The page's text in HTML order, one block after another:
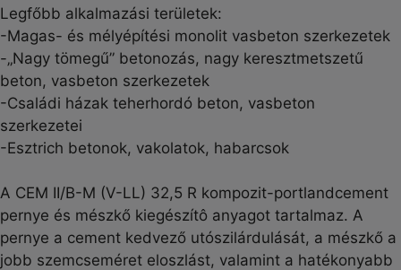
Legfőbb alkalmazási területek:
-Magas- és mélyépítési monolit vasbeton szerkezetek
-„Nagy tömegű” betonozás, nagy keresztmetszetű
beton, vasbeton szerkezetek
-Családi házak teherhordó beton, vasbeton
szerkezetei
-Esztrich betonok, vakolatok, habarcsok
A CEM II/B-M (V-LL) 32,5 R kompozit-portlandcement
pernye és mészkő kiegészítô anyagot tartalmaz. A
pernye a cement kedvező utószilárdulását, a mészkő a
jobb szemcseméret eloszlást, valamint a hatékonyabb